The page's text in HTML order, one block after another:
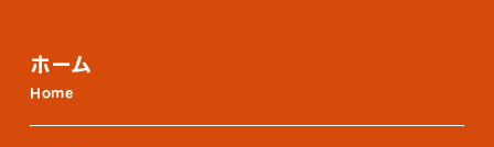
ホーム
Home